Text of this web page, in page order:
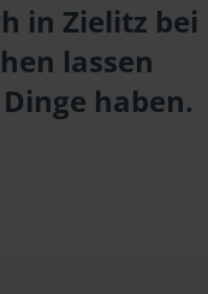
in Zielitz bei
lassen
haben.